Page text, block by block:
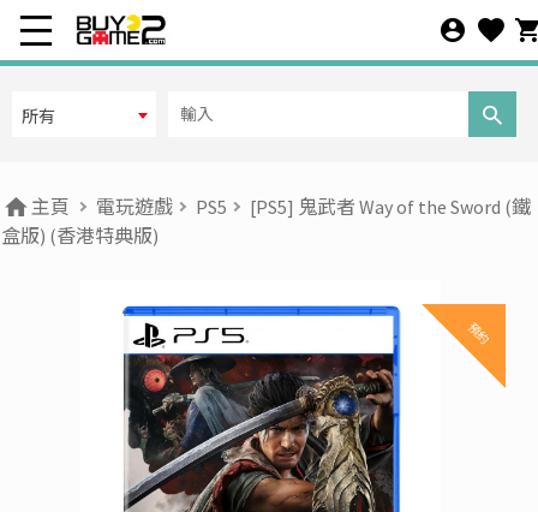
所有
主頁 電玩遊戲 PS5
[PS5] 鬼武者 Way of the Sword (鐵
盒版) (香港特典版)
預約